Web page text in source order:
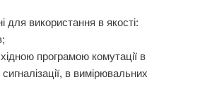
для використання в якості:
програмою комутації в
в вимірювальних